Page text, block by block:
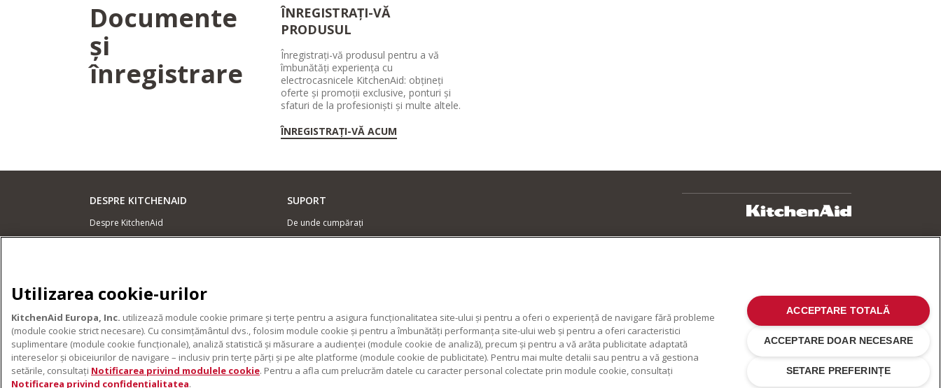
Documente
și
înregistrare
ÎNREGISTRAȚI-VĂ
PRODUSUL
Înregistrați-vă produsul pentru a vă
îmbunătăți experiența cu
electrocasnicele KitchenAid: obțineți
oferte și promoții exclusive, ponturi și
sfaturi de la profesioniști și multe altele.
ÎNREGISTRAȚI-VĂ ACUM
DESPRE KITCHENAID
Despre KitchenAid
PRODUSELE NOASTRE
Electrocasnice mici
Accesorii pentru produse
SUPORT
De unde cumpărați
Utilizarea cookie-urilor
KitchenAid Europa, Inc. utilizează module cookie primare și terțe pentru a asigura funcționalitatea site-ului și pentru a oferi o experiență de navigare fără probleme
(module cookie strict necesare). Cu consimțământul dvs., folosim module cookie și pentru a îmbunătăți performanța site-ului web și pentru a oferi caracteristici
suplimentare (module cookie funcționale), analiză statistică și măsurare a audienței (module cookie de analiză), precum și pentru a vă arăta publicitate adaptată
intereselor și obiceiurilor de navigare – inclusiv prin terțe părți și pe alte platforme (module cookie de publicitate). Pentru mai multe detalii sau pentru a vă gestiona
setările, consultați Notificarea privind modulele cookie. Pentru a afla cum prelucrăm datele cu caracter personal colectate prin module cookie, consultați
Notificarea privind confidențialitatea.
SETARE PREFERINȚE
ACCEPTARE DOAR NECESARE
ACCEPTARE TOTALĂ